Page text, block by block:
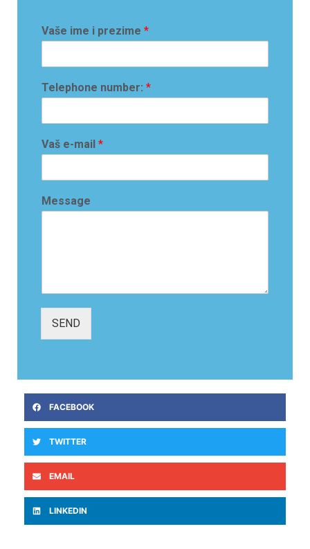
Vaše ime i prezime *
Telephone number: *
Vaš e-mail *
Message
SEND
FACEBOOK
TWITTER
EMAIL
LINKEDIN